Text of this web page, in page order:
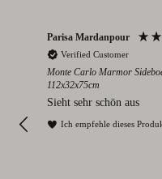
Parisa Mardanpour
Verified Customer
Monte Carlo Marmor
112x32x75cm
Sieht sehr schön aus
Ich empfehle dieses